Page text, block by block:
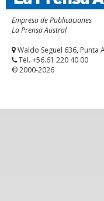
Empresa de Publicaciones
La Prensa Austral
Waldo Seguel 636, Punta
Tel. +56.61 220 40 00
© 2000-2026